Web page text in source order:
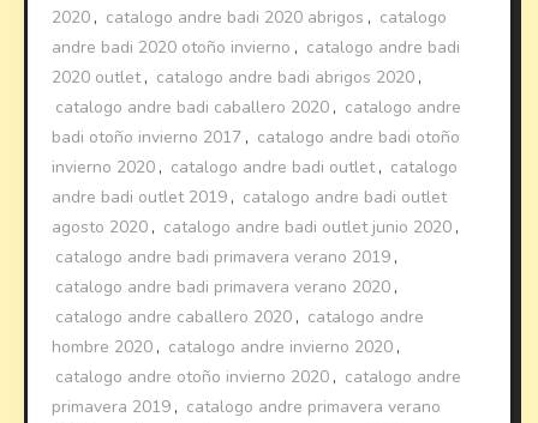
2020 , catalogo andre badi 2020 abrigos , catalogo
andre badi 2020 otoño invierno , catalogo andre badi
2020 outlet, catalogo andre badi abrigos 2020 ,
catalogo andre badi caballero 2020 , catalogo andre
badi otoño invierno 2017 , catalogo andre badi otoño
invierno 2020 , catalogo andre badi outlet, catalogo
andre badi outlet 2019 , catalogo andre badi outlet
agosto 2020 , catalogo andre badi outlet junio 2020 ,
catalogo andre badi primavera verano 2019 ,
catalogo andre badi primavera verano 2020 ,
catalogo andre caballero 2020 , catalogo andre
hombre 2020 , catalogo andre invierno 2020 ,
catalogo andre otoño invierno 2020 , catalogo andre
primavera 2019 , catalogo andre primavera verano